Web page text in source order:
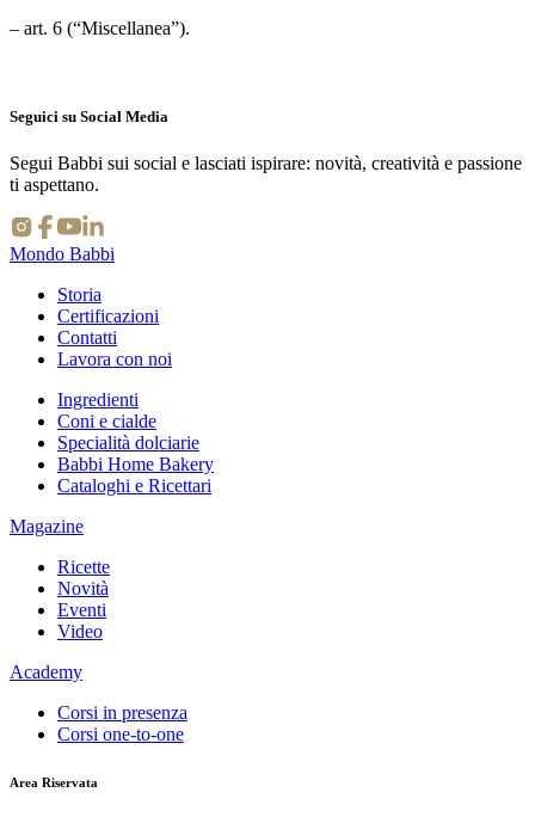
– art. 6 (“Miscellanea”).
Seguici su Social Media
Segui Babbi sui social e lasciati ispirare: novità, creatività e passione
ti aspettano.
Mondo Babbi
Storia
Certificazioni
Contatti
Lavora con noi
Ingredienti
Coni e cialde
Specialità dolciarie
Babbi Home Bakery
Cataloghi e Ricettari
Magazine
Ricette
Novità
Eventi
Video
Academy
Corsi in presenza
Corsi one-to-one
Area Riservata